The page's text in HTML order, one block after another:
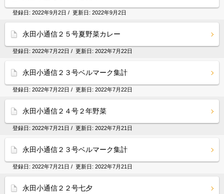
登録日: 2022年9月2日 / 更新日: 2022年9月2日
永田小通信２５号夏野菜カレー
登録日: 2022年7月22日 / 更新日: 2022年7月22日
永田小通信２３号ベルマーク集計
登録日: 2022年7月22日 / 更新日: 2022年7月22日
永田小通信２４号２年野菜
登録日: 2022年7月21日 / 更新日: 2022年7月21日
永田小通信２３号ベルマーク集計
登録日: 2022年7月21日 / 更新日: 2022年7月21日
永田小通信２２号七夕